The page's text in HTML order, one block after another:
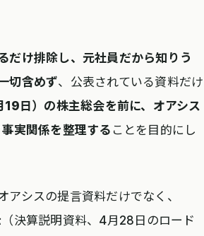
だけ排除し、元社員だから知りう
切含めず、公表されている資料だけ
19日）の株主総会を前に、オアシス
実関係を整理する ことを目的にし
アシスの提言資料だけでなく、
（決算説明資料、4月28日のロード